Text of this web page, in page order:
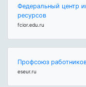
Федеральный центр
ресурсов
fcior.edu.ru
Профсоюз
eseur.ru